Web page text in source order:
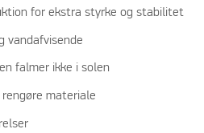
for ekstra styrke og stabilitet
vandafvisende
falmer ikke i solen
materiale